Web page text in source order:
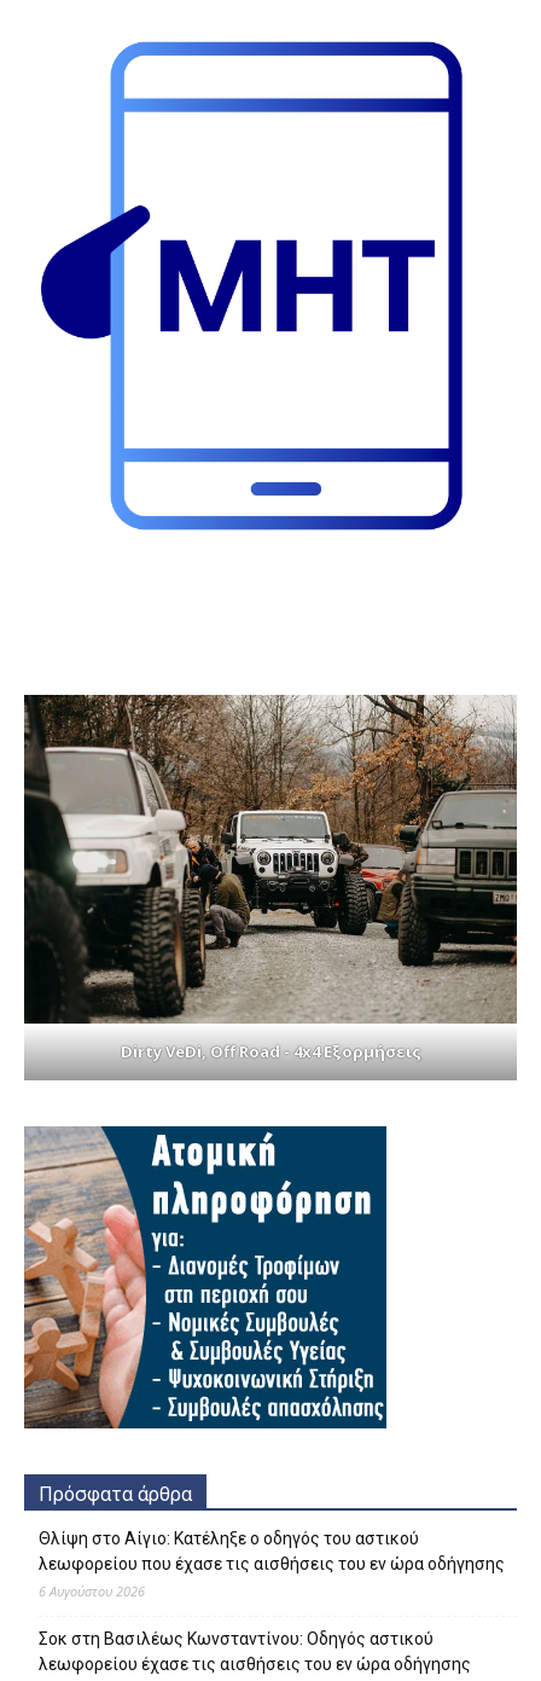
Dirty VeDi, Off Road - 4x4 Εξορμήσεις
Πρόσφατα άρθρα
Θλίψη στο Αίγιο: Κατέληξε ο οδηγός του αστικού
λεωφορείου που έχασε τις αισθήσεις του εν ώρα οδήγησης
6 Αυγούστου 2026
Σοκ στη Βασιλέως Κωνσταντίνου: Οδηγός αστικού
λεωφορείου έχασε τις αισθήσεις του εν ώρα οδήγησης